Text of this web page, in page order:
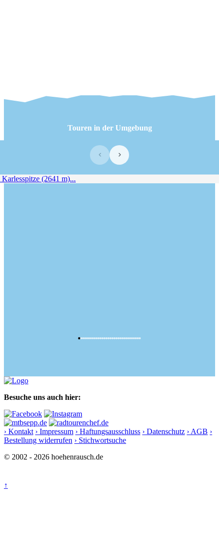
Touren in der Umgebung
‹ ›
Besuche uns auch hier:
› Kontakt › Impressum › Haftungsausschluss › Datenschutz › AGB ›
Bestellung widerrufen › Stichwortsuche
© 2002 - 2026 hoehenrausch.de
↑